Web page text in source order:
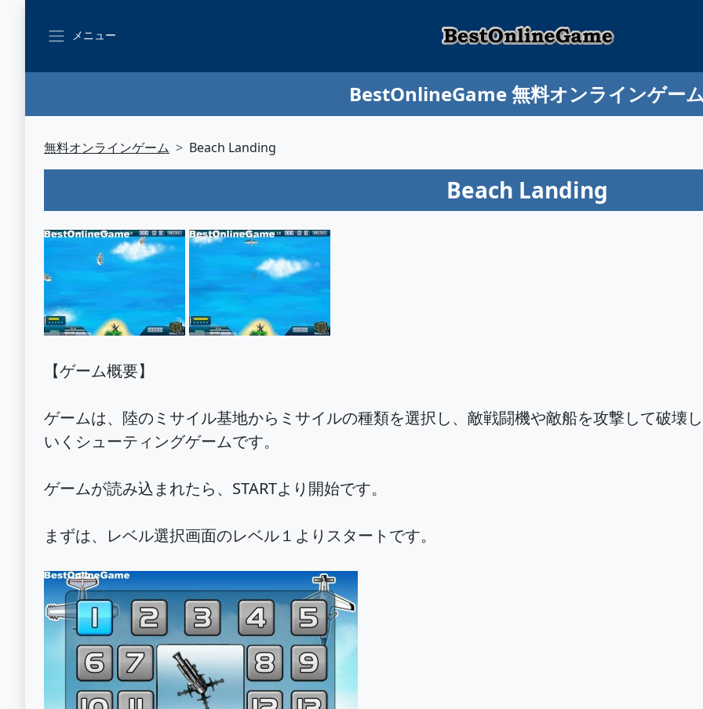
メニュー
BestOnlineGame 無料オンラインゲー
無料オンラインゲーム Beach Landing
Beach Landing
【ゲーム概要】
ゲームは、陸のミサイル基地からミサイルの種類を選択し、敵戦闘機や敵船を攻撃して破壊
いくシューティングゲームです。
ゲームが読み込まれたら、STARTより開始です。
まずは、レベル選択画面のレベル１よりスタートです。